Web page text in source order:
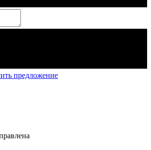
предложение